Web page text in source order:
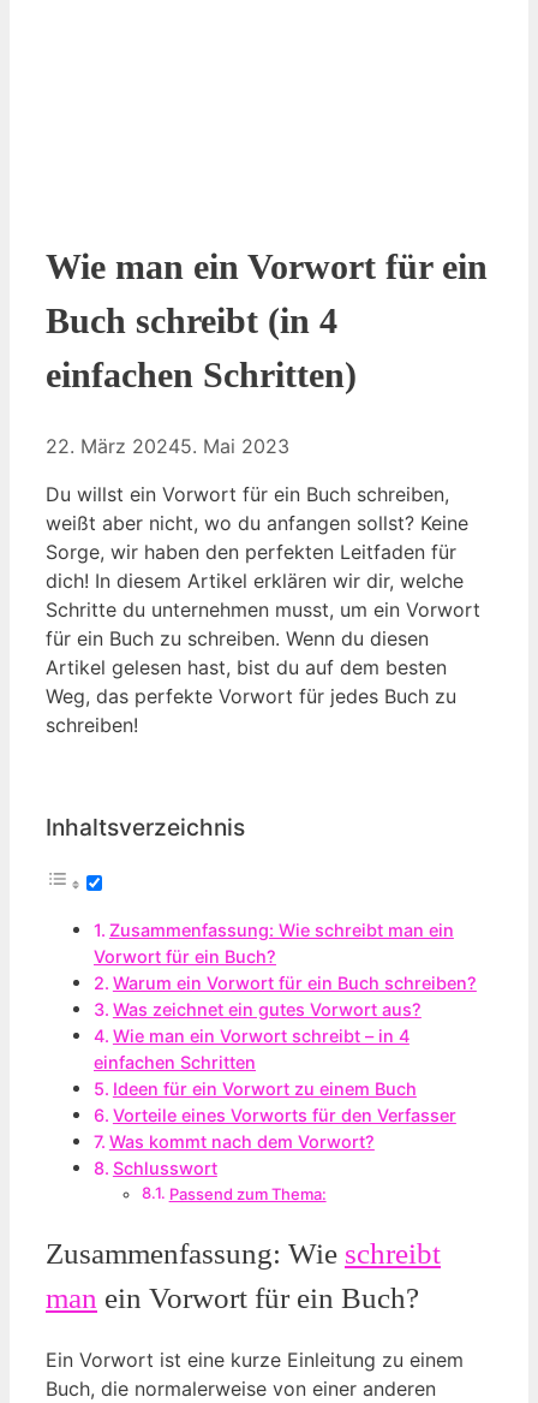
Wie man ein Vorwort für ein
Buch schreibt (in 4
einfachen Schritten)
22. März 20245. Mai 2023
Du willst ein Vorwort für ein Buch schreiben,
weißt aber nicht, wo du anfangen sollst? Keine
Sorge, wir haben den perfekten Leitfaden für
dich! In diesem Artikel erklären wir dir, welche
Schritte du unternehmen musst, um ein Vorwort
für ein Buch zu schreiben. Wenn du diesen
Artikel gelesen hast, bist du auf dem besten
Weg, das perfekte Vorwort für jedes Buch zu
schreiben!
Inhaltsverzeichnis
Zusammenfassung: Wie schreibt man ein
Vorwort für ein Buch?
Warum ein Vorwort für ein Buch schreiben?
Was zeichnet ein gutes Vorwort aus?
Wie man ein Vorwort schreibt – in 4
einfachen Schritten
Ideen für ein Vorwort zu einem Buch
Vorteile eines Vorworts für den Verfasser
Was kommt nach dem Vorwort?
Schlusswort
Passend zum Thema:
Zusammenfassung: Wie schreibt
man ein Vorwort für ein Buch?
Ein Vorwort ist eine kurze Einleitung zu einem
Buch, die normalerweise von einer anderen